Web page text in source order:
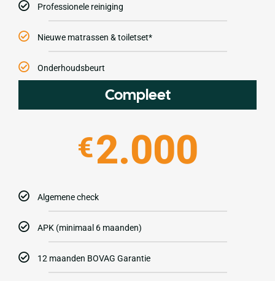
Professionele reiniging
Nieuwe matrassen & toiletset*
Onderhoudsbeurt
Compleet
€2.000
Algemene check
APK (minimaal 6 maanden)
12 maanden BOVAG Garantie